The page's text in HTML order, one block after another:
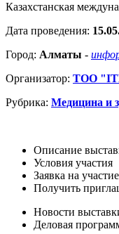
Казахстанская
Дата проведения:
Город: Алматы -
Организатор: ТОО
Рубрика: Медицина и
Описание
Условия участия
Заявка на
Получить
Новости
Деловая